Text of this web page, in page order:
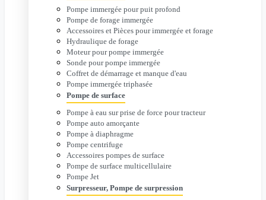
Pompe immergée pour puit profond
Pompe de forage immergée
Accessoires et Pièces pour immergée et forage
Hydraulique de forage
Moteur pour pompe immergée
Sonde pour pompe immergée
Coffret de démarrage et manque d'eau
Pompe immergée triphasée
Pompe de surface
Pompe à eau sur prise de force pour tracteur
Pompe auto amorçante
Pompe à diaphragme
Pompe centrifuge
Accessoires pompes de surface
Pompe de surface multicellulaire
Pompe Jet
Surpresseur, Pompe de surpression